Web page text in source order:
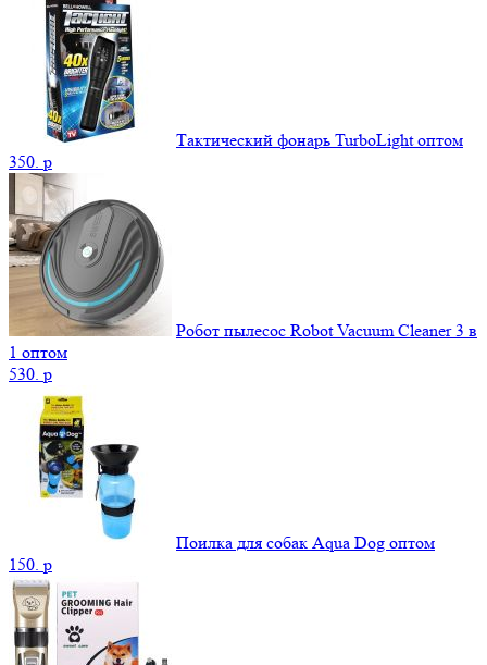
Тактический фонарь TurboLight оптом
350. p
Робот пылесос Robot Vacuum Cleaner 3 в
1 оптом
530. p
Поилка для собак Aqua Dog оптом
150. p